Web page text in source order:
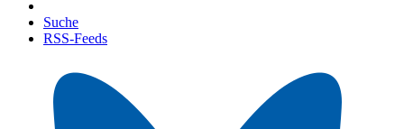
Suche
RSS-Feeds